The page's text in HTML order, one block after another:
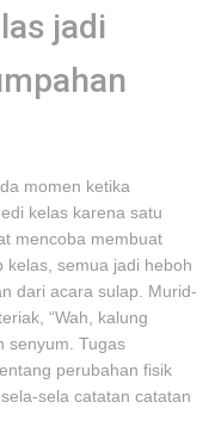
jadi
momen ketika
kelas karena satu
mencoba membuat
kelas, semua jadi heboh
dari acara sulap. Murid-
“Wah, kalung
senyum. Tugas
perubahan fisik
sela catatan catatan